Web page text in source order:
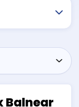
Balnear